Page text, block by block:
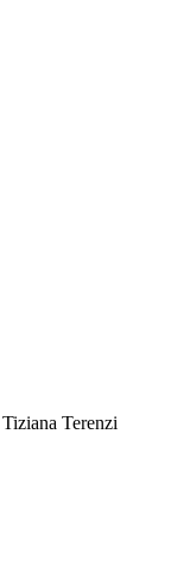
Tiziana Terenzi